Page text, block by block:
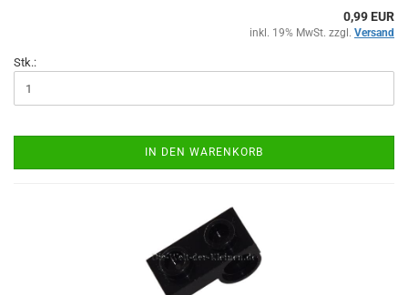
0,99 EUR
inkl. 19% MwSt. zzgl. Versand
Stk.:
IN DEN WARENKORB